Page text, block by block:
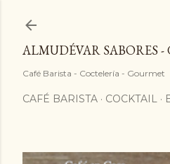
ALMUDÉVAR SABORES
Café Barista - Coctelería - Gourmet
CAFÉ BARISTA COCKTAIL